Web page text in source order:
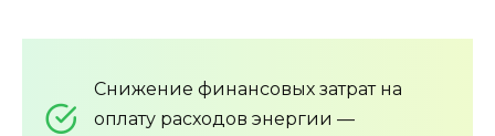
Снижение финансовых затрат на
оплату расходов энергии —